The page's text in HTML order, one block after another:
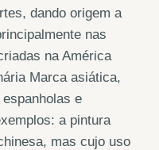
dando origem a
nas
na América
Marca asiática,
e
a pintura
mas cujo uso